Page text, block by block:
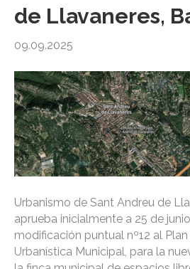
de Llavaneres,
09.09.2025
Urbanismo de Sant Andreu de
aprueba inicialmente a 25 de
modificación puntual nº12 al
Urbanística Municipal, para la